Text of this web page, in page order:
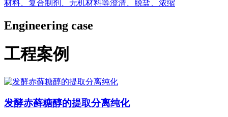
材料、复合制剂、无机材料等澄清、脱盐、浓缩
Engineering case
工程案例
发酵赤藓糖醇的提取分离纯化